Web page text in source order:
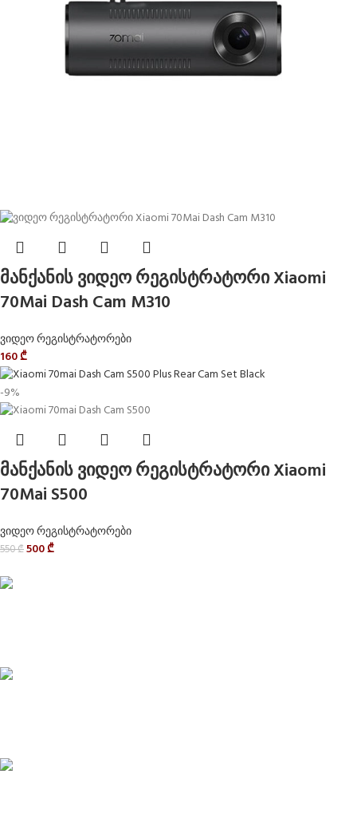
მანქანის ვიდეო რეგისტრატორი Xiaomi
70Mai Dash Cam M310
ვიდეო რეგისტრატორები
160₾
-9%
მანქანის ვიდეო რეგისტრატორი Xiaomi
70Mai S500
ვიდეო რეგისტრატორები
550₾500₾